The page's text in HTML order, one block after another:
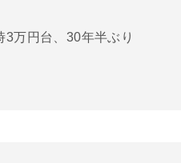
万円台、30年半ぶり